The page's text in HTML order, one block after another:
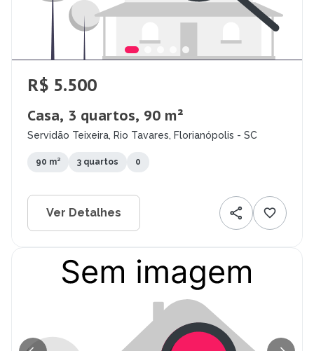
R$ 5.500
Casa, 3 quartos, 90 m²
Servidão Teixeira, Rio Tavares, Florianópolis - SC
90 m² 3 quartos 0
Ver Detalhes